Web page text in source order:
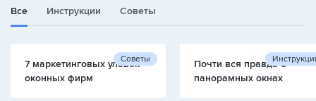
Все Инструкции Советы
Советы
7 маркетинговых уловок
оконных фирм
Почти вся правда о
панорамных окнах